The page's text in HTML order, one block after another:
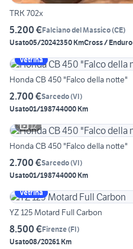
TRK 702x
5.200 €Falciano del Massico(CE)
Usato05/20242350 KmCross / Enduro
Vetrina
Honda CB 450 "Falco della notte"
2.700 €Sarcedo(VI)
Usato01/198744000 Km
12
Honda CB 450 "Falco della notte"
2.700 €Sarcedo(VI)
Usato01/198744000 Km
Vetrina
YZ 125 Motard Full Carbon
8.500 €Firenze(FI)
Usato08/20261 Km